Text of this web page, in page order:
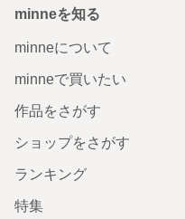
minneを知る
minneについて
minneで買いたい
作品をさがす
ショップをさがす
ランキング
特集